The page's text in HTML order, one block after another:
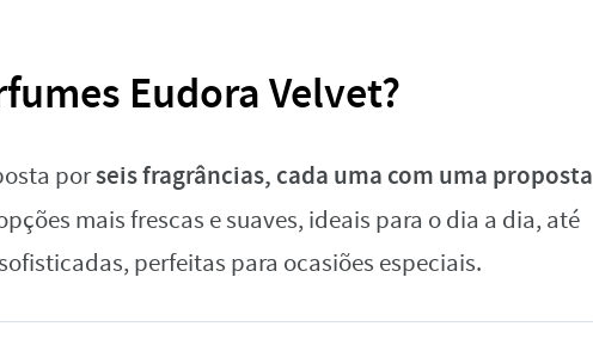
Eudora Velvet?
porseis fragrâncias, cada uma com uma proposta
mais frescas e suaves, ideais para o dia a dia, até
perfeitas para ocasiões especiais.